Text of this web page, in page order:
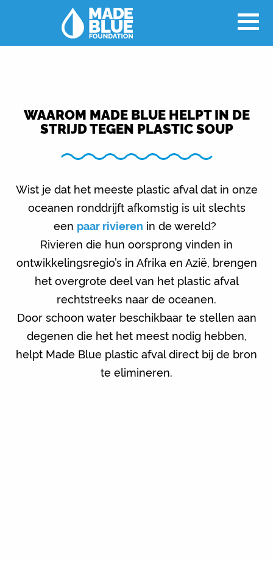
WAAROM MADE BLUE HELPT IN DE
STRIJD TEGEN PLASTIC SOUP
Wist je dat het meeste plastic afval dat in onze
oceanen ronddrijft afkomstig is uit slechts
een paar rivieren in de wereld?
Rivieren die hun oorsprong vinden in
ontwikkelingsregio’s in Afrika en Azië, brengen
het overgrote deel van het plastic afval
rechtstreeks naar de oceanen.
Door schoon water beschikbaar te stellen aan
degenen die het het meest nodig hebben,
helpt Made Blue plastic afval direct bij de bron
te elimineren.